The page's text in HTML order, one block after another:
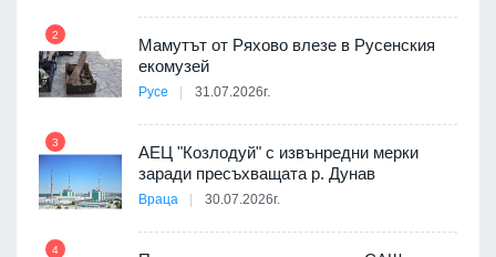
2
Мамутът от Ряхово влезе в Русенския
екомузей
Русе 31.07.2026г.
3
АЕЦ "Козлодуй" с извънредни мерки
заради пресъхващата р. Дунав
Враца 30.07.2026г.
4